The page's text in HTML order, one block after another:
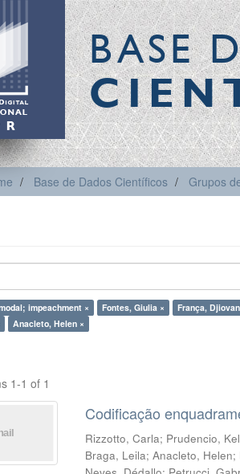
BASE
Base de Dados Científicos Grupos
impeachment × Fontes, Giulia × França,
Anacleto, Helen ×
1-1 of 1
Codificação
Rizzotto, Carla; Prudencio,
Braga, Leila;Anacleto, Helen;